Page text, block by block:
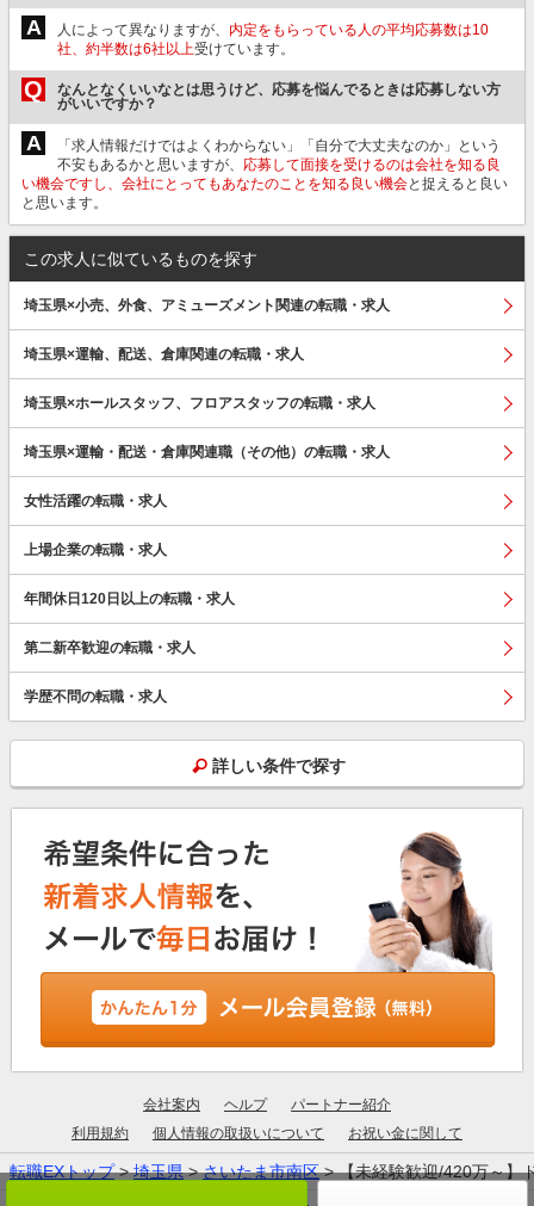
A 人によって異なりますが、 内定をもらっている人の平均応募数は10
社、約半数は6社以上受けています。
Q
なんとなくいいなとは思うけど、応募を悩んでるときは応募しない方
がいいですか？
A
「求人情報だけではよくわからない」「自分で大丈夫なのか」という
不安もあるかと思いますが、 応募して面接を受けるのは会社を知る良
い機会ですし、会社にとってもあなたのことを知る良い機会と捉えると良い
と思います。
この求人に似ているものを探す
埼玉県×小売、外食、アミューズメント関連の転職・求人
埼玉県×運輸、配送、倉庫関連の転職・求人
埼玉県×ホールスタッフ、フロアスタッフの転職・求人
埼玉県×運輸・配送・倉庫関連職（その他）の転職・求人
女性活躍の転職・求人
上場企業の転職・求人
年間休日120日以上の転職・求人
第二新卒歓迎の転職・求人
学歴不問の転職・求人
詳しい条件で探す
会社案内 ヘルプ
パートナー紹介
利用規約
個人情報の取扱いについて お祝い金に関して
転職EXトップ>埼玉県>さいたま市南区> 【未経験歓迎/420万～】